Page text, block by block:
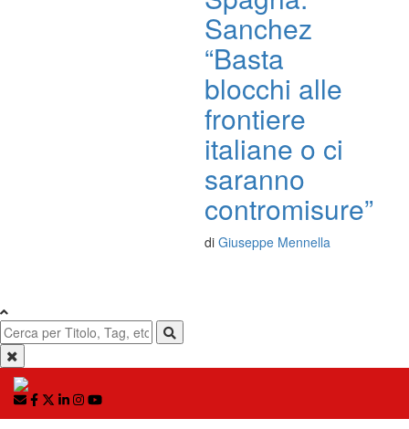
Sanchez
“Basta
blocchi alle
frontiere
italiane o ci
saranno
contromisure”
di Giuseppe Mennella